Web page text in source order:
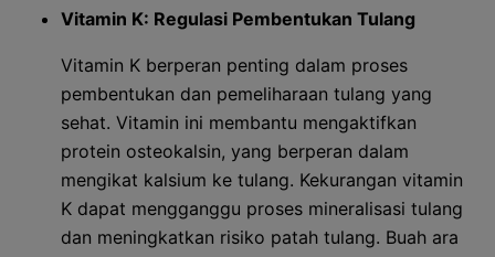
Vitamin K: Regulasi Pembentukan Tulang
Vitamin K berperan penting dalam proses
pembentukan dan pemeliharaan tulang yang
sehat. Vitamin ini membantu mengaktifkan
protein osteokalsin, yang berperan dalam
mengikat kalsium ke tulang. Kekurangan vitamin
K dapat mengganggu proses mineralisasi tulang
dan meningkatkan risiko patah tulang. Buah ara